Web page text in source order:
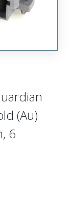
(Au)
6